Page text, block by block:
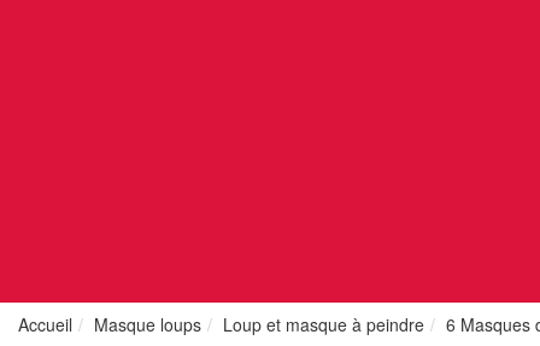
Accueil Masque loups Loup et masque à peindre 6 Masques